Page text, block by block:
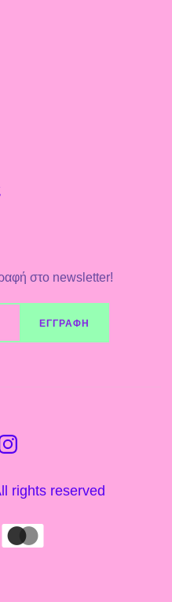
στο newsletter!
rights reserved